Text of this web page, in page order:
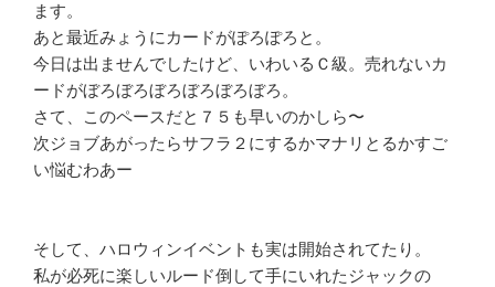
ます。
あと最近みょうにカードがぽろぽろと。
今日は出ませんでしたけど、いわいるＣ級。売れないカ
ードがぼろぼろぼろぼろぼろぼろ。
さて、このペースだと７５も早いのかしら〜
次ジョブあがったらサフラ２にするかマナリとるかすご
い悩むわあー
そして、ハロウィンイベントも実は開始されてたり。
私が必死に楽しいルード倒して手にいれたジャックの